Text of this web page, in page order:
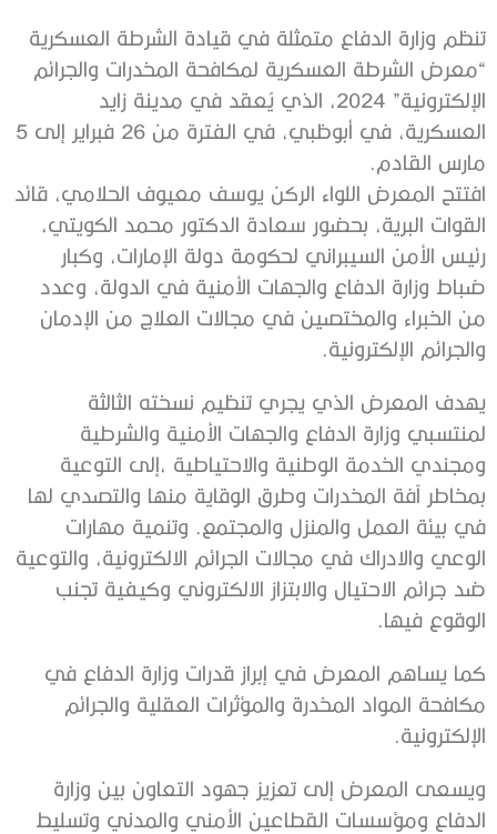
تنظم وزارة الدفاع متمثلة في قيادة الشرطة العسكرية
“معرض الشرطة العسكرية لمكافحة المخدرات والجرائم
الإلكترونية” 2024، الذي يُعقد في مدينة زايد
العسكرية، في أبوظبي، في الفترة من 26 فبراير إلى 5
مارس القادم.
افتتح المعرض اللواء الركن يوسف معيوف الحلامي، قائد
القوات البرية، بحضور سعادة الدكتور محمد الكويتي،
رئيس الأمن السيبراني لحكومة دولة الإمارات، وكبار
ضباط وزارة الدفاع والجهات الأمنية في الدولة، وعدد
من الخبراء والمختصين في مجالات العلاج من الإدمان
والجرائم الإلكترونية.
يهدف المعرض الذي يجري تنظيم نسخته الثالثة
لمنتسبي وزارة الدفاع والجهات الأمنية والشرطية
ومجندي الخدمة الوطنية والاحتياطية ،إلى التوعية
بمخاطر آفة المخدرات وطرق الوقاية منها والتصدي لها
في بيئة العمل والمنزل والمجتمع. وتنمية مهارات
الوعي والادراك في مجالات الجرائم الالكترونية، والتوعية
ضد جرائم الاحتيال والابتزاز الالكتروني وكيفية تجنب
الوقوع فيها.
كما يساهم المعرض في إبراز قدرات وزارة الدفاع في
مكافحة المواد المخدرة والمؤثرات العقلية والجرائم
الإلكترونية.
ويسعى المعرض إلى تعزيز جهود التعاون بين وزارة
الدفاع ومؤسسات القطاعين الأمني والمدني وتسليط